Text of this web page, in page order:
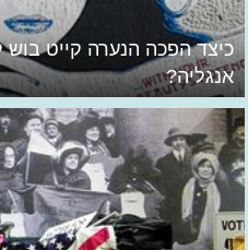
כיצד הפכה הנערה קייט
אנגליה?